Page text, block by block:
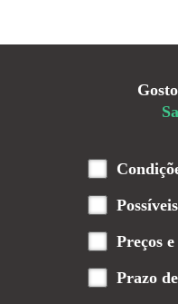
Preços
Prazo